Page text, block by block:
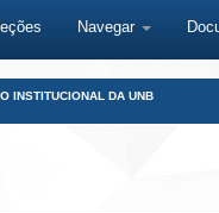
Navegar
INSTITUCIONAL DA UNB